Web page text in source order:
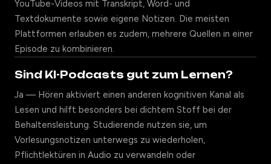
YouTube-Videos mit Transkript, Word- und
Textdokumente sowie eigene Notizen. Die meisten
Plattformen erlauben es zudem, mehrere Quellen in einer
Episode zu kombinieren.
Sind KI-Podcasts gut zum Lernen?
Ja — Hören aktiviert einen anderen kognitiven Kanal als
Lesen und hilft besonders bei dichtem Stoff bei der
Behaltensleistung. Studierende nutzen sie, um
Vorlesungsnotizen unterwegs zu wiederholen,
Pflichtlektüren in Audio zu verwandeln oder